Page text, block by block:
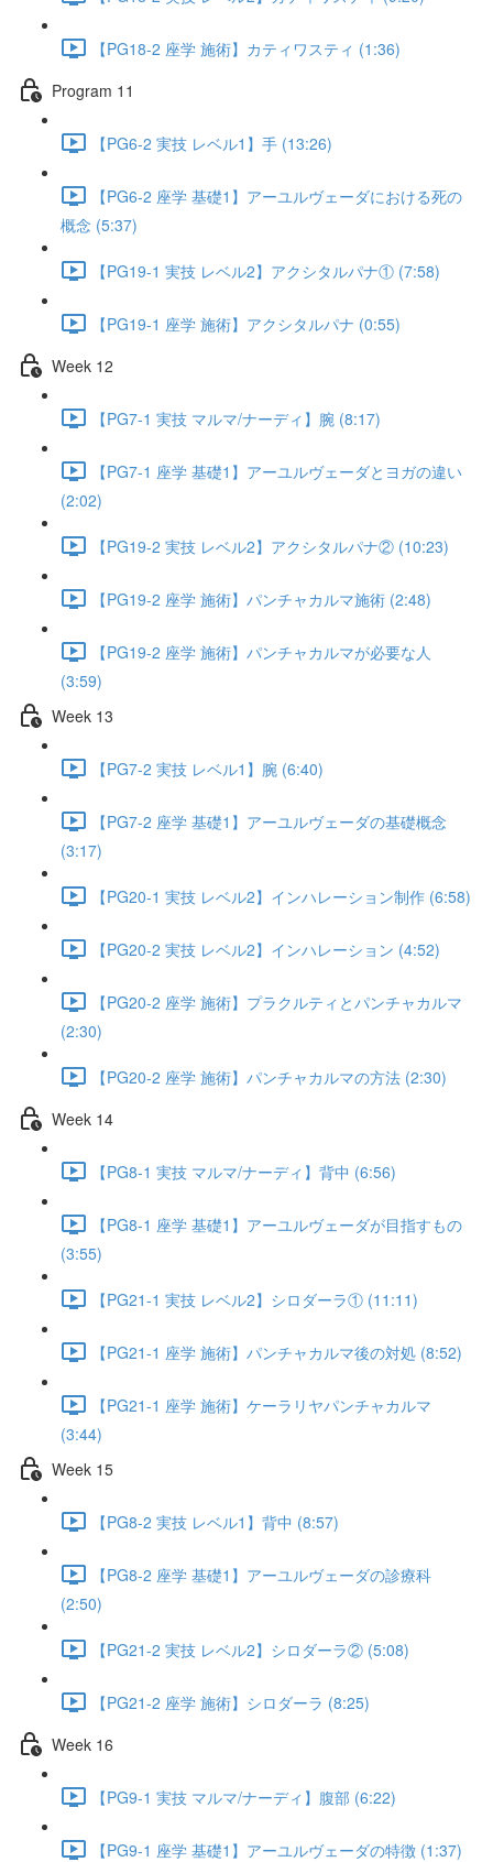
【PG18-2 座学 施術】カティワスティ (1:36)
Program 11
【PG6-2 実技 レベル1】手 (13:26)
【PG6-2 座学 基礎1】アーユルヴェーダにおける死の
概念 (5:37)
【PG19-1 実技 レベル2】アクシタルパナ① (7:58)
【PG19-1 座学 施術】アクシタルパナ (0:55)
Week 12
【PG7-1 実技 マルマ/ナーディ】腕 (8:17)
【PG7-1 座学 基礎1】アーユルヴェーダとヨガの違い
(2:02)
【PG19-2 実技 レベル2】アクシタルパナ② (10:23)
【PG19-2 座学 施術】パンチャカルマ施術 (2:48)
【PG19-2 座学 施術】パンチャカルマが必要な人
(3:59)
Week 13
【PG7-2 実技 レベル1】腕 (6:40)
【PG7-2 座学 基礎1】アーユルヴェーダの基礎概念
(3:17)
【PG20-1 実技 レベル2】インハレーション制作 (6:58)
【PG20-2 実技 レベル2】インハレーション (4:52)
【PG20-2 座学 施術】プラクルティとパンチャカルマ
(2:30)
【PG20-2 座学 施術】パンチャカルマの方法 (2:30)
Week 14
【PG8-1 実技 マルマ/ナーディ】背中 (6:56)
【PG8-1 座学 基礎1】アーユルヴェーダが目指すもの
(3:55)
【PG21-1 実技 レベル2】シロダーラ① (11:11)
【PG21-1 座学 施術】パンチャカルマ後の対処 (8:52)
【PG21-1 座学 施術】ケーラリヤパンチャカルマ
(3:44)
Week 15
【PG8-2 実技 レベル1】背中 (8:57)
【PG8-2 座学 基礎1】アーユルヴェーダの診療科
(2:50)
【PG21-2 実技 レベル2】シロダーラ② (5:08)
【PG21-2 座学 施術】シロダーラ (8:25)
Week 16
【PG9-1 実技 マルマ/ナーディ】腹部 (6:22)
【PG9-1 座学 基礎1】アーユルヴェーダの特徴 (1:37)